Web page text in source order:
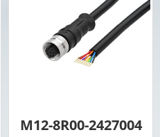
M12-8R00-2427004